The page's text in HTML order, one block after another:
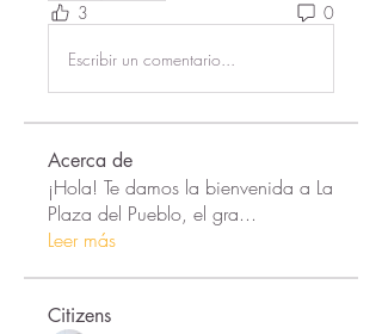
3 0
Escribir un comentario...
Acerca de
¡Hola! Te damos la bienvenida a La
Plaza del Pueblo, el gra...
Leer más
Citizens